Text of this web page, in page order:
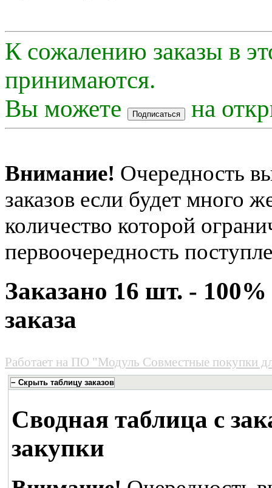
К сожалению заказы в
принимаются.
Вы можете
на
Внимание! Очередность
заказов если будет много
количество которой
первоочередность
Заказано 16 шт. -
заказа
Работает на ПО "Модуль Совместные покупки
Сводная таблица с
закупки